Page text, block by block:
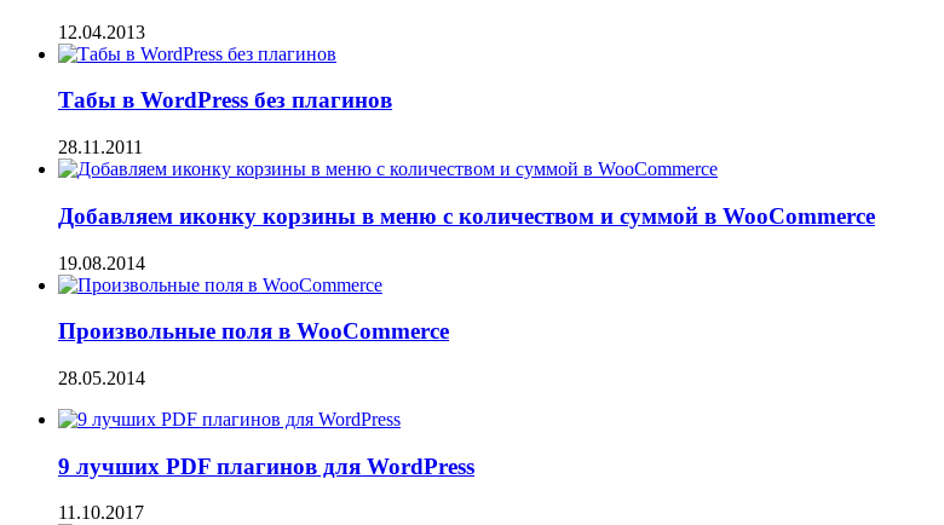
12.04.2013
Табы в WordPress без плагинов
28.11.2011
Добавляем иконку корзины в меню с количеством и суммой в WooCommerce
19.08.2014
Произвольные поля в WooCommerce
28.05.2014
9 лучших PDF плагинов для WordPress
11.10.2017